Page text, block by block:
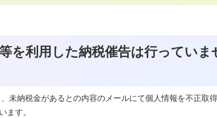
を利用した納税催告は行っていま
未納税金があるとの内容のメールにて個人情報を不正取
ます。